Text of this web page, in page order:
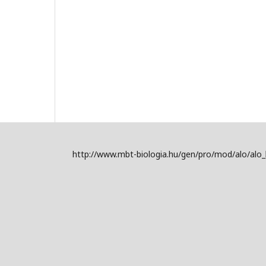
http://www.mbt-biologia.hu/gen/pro/mod/alo/